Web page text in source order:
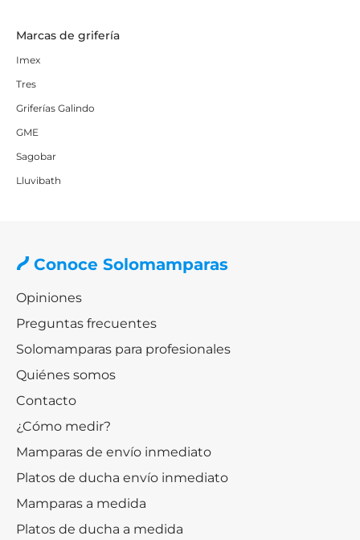
Marcas de grifería
Imex
Tres
Griferías Galindo
GME
Sagobar
Lluvibath
Conoce Solomamparas
Opiniones
Preguntas frecuentes
Solomamparas para profesionales
Quiénes somos
Contacto
¿Cómo medir?
Mamparas de envío inmediato
Platos de ducha envío inmediato
Mamparas a medida
Platos de ducha a medida